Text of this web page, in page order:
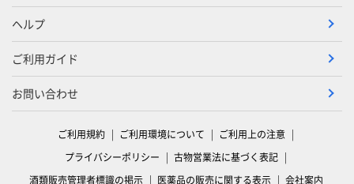
ヘルプ
ご利用ガイド
お問い合わせ
ご利用規約 ご利用環境について
ご利用上の注意
プライバシーポリシー
古物営業法に基づく表記
酒類販売管理者標識の掲示
医薬品の販売に関する表示 会社案内